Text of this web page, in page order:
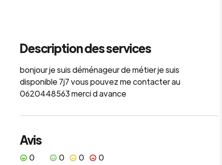
Description des services
bonjour je suis déménageur de métier je suis
disponible 7j7 vous pouvez me contacter au
0620448563 merci d avance
Avis
0 0 0 0